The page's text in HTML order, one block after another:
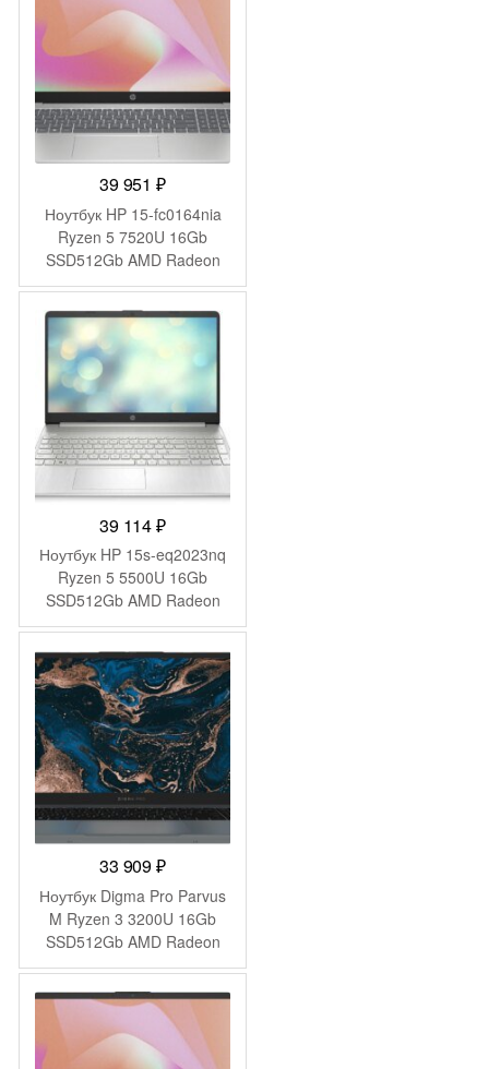
39 951₽
Ноутбук HP 15-fc0164nia
Ryzen 5 7520U 16Gb
SSD512Gb AMD Radeon
610M 15.6″ IPS FHD
(1920×1080) FreeDOS
silver WiFi BT Cam
(BA5K8EA)
39 114₽
Ноутбук HP 15s-eq2023nq
Ryzen 5 5500U 16Gb
SSD512Gb AMD Radeon
Graphics 15.6″ IPS FHD
(1920×1080) FreeDOS
silver WiFi BT Cam
(4Q6E6EA)
33 909₽
Ноутбук Digma Pro Parvus
M Ryzen 3 3200U 16Gb
SSD512Gb AMD Radeon
Graphics 15.6″ IPS FHD
(1920×1080) Windows 11
Pro dk.grey WiFi BT Cam
4500mAh (DN15R3-
ADXW02)